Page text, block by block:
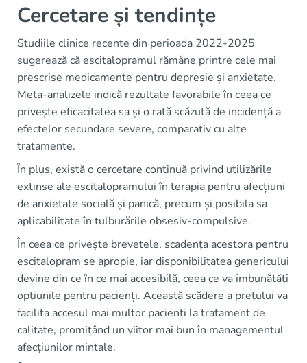
Cercetare și tendințe
Studiile clinice recente din perioada 2022-2025
sugerează că escitalopramul rămâne printre cele mai
prescrise medicamente pentru depresie și anxietate.
Meta-analizele indică rezultate favorabile în ceea ce
privește eficacitatea sa și o rată scăzută de incidență a
efectelor secundare severe, comparativ cu alte
tratamente.
În plus, există o cercetare continuă privind utilizările
extinse ale escitalopramului în terapia pentru afecțiuni
de anxietate socială și panică, precum și posibila sa
aplicabilitate în tulburările obsesiv-compulsive.
În ceea ce privește brevetele, scadența acestora pentru
escitalopram se apropie, iar disponibilitatea genericului
devine din ce în ce mai accesibilă, ceea ce va îmbunătăți
opțiunile pentru pacienți. Această scădere a prețului va
facilita accesul mai multor pacienți la tratament de
calitate, promițând un viitor mai bun în managementul
afecțiunilor mintale.